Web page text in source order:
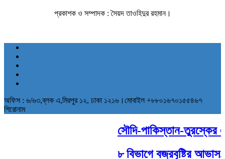
প্রকাশক ও সম্পাদক : সৈয়দ তাওহিদুর রহমান।
অফিস : ৬/৬৩,ব্লক এ,মিরপুর ১২, ঢাকা ১২১৬।মোবাইল +৮৮০১৬৭০১৫৫৪৬৭
শিরোনাম
সৌদি-পাকিস্তান-তুরস্কের
৮ বিভাগে বজ্রবৃষ্টির আভাস,